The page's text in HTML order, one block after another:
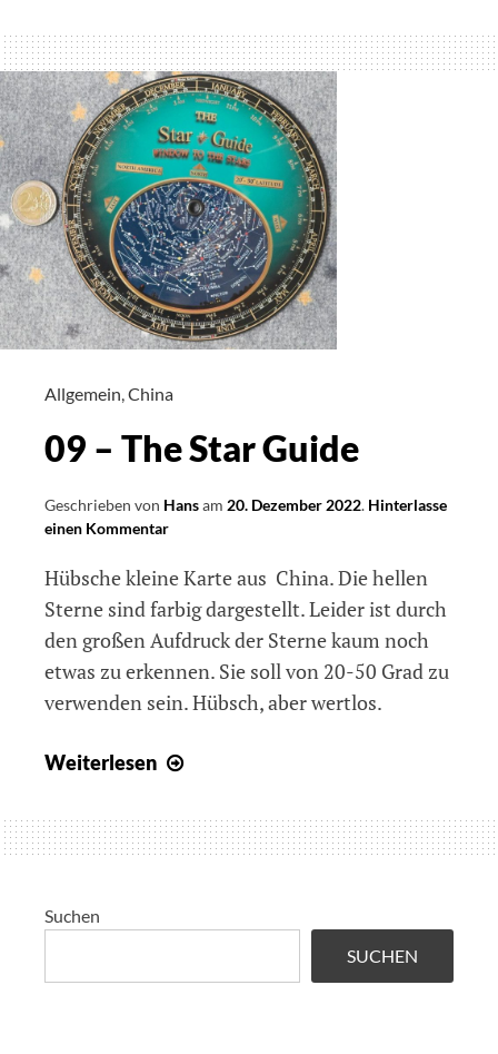
Pocket
Star
Finder
Allgemein China
09 – The Star Guide
Geschrieben von Hansam 20. Dezember 2022. Hinterlasse
einen Kommentar
Hübsche kleine Karte aus China. Die hellen
Sterne sind farbig dargestellt. Leider ist durch
den großen Aufdruck der Sterne kaum noch
etwas zu erkennen. Sie soll von 20-50 Grad zu
verwenden sein. Hübsch, aber wertlos.
Weiterlesen
The
Star
Suchen
SUCHEN